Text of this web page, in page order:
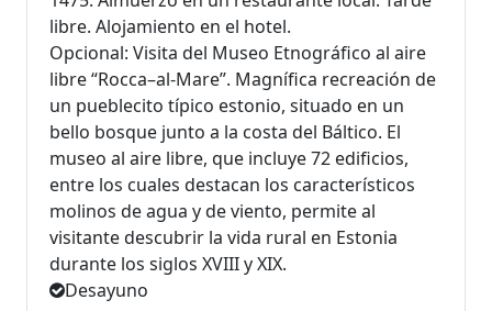
libre. Alojamiento en el hotel.
Opcional: Visita del Museo Etnográfico al aire
libre “Rocca–al-Mare”. Magnífica recreación de
un pueblecito típico estonio, situado en un
bello bosque junto a la costa del Báltico. El
museo al aire libre, que incluye 72 edificios,
entre los cuales destacan los característicos
molinos de agua y de viento, permite al
visitante descubrir la vida rural en Estonia
durante los siglos XVIII y XIX.
Desayuno